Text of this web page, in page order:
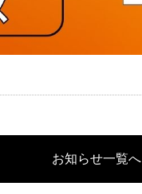
お知らせ一覧へ